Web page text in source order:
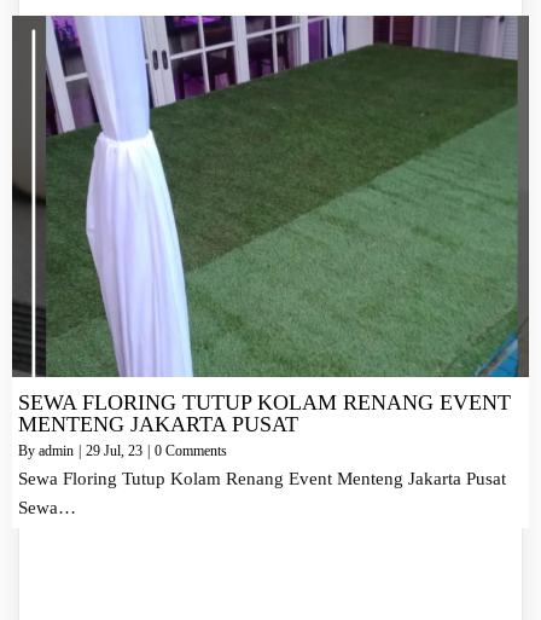
SEWA FLORING TUTUP KOLAM RENANG EVENT
MENTENG JAKARTA PUSAT
By admin 29 Jul, 23 0 Comments
Sewa Floring Tutup Kolam Renang Event Menteng Jakarta Pusat
Sewa…